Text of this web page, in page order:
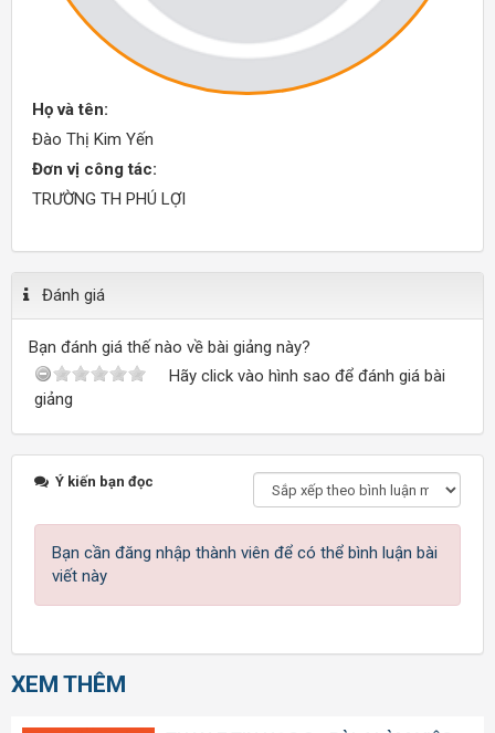
Họ và tên:
Đào Thị Kim Yến
Đơn vị công tác:
TRƯỜNG TH PHÚ LỢI
Đánh giá
Bạn đánh giá thế nào về bài giảng này?
Hãy click vào hình sao để đánh giá bài
giảng
Ý kiến bạn đọc
Bạn cần đăng nhập thành viên để có thể bình luận bài
viết này
XEM THÊM